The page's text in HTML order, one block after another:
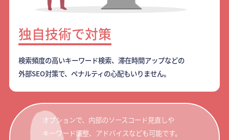
独自技術で対策
検索頻度の高いキーワード検索、滞在時間アップなどの
外部SEO対策で、ペナルティの心配もいりません。
オプションで、内部のソースコード見直しや
キーワード調整、アドバイスなども可能です。